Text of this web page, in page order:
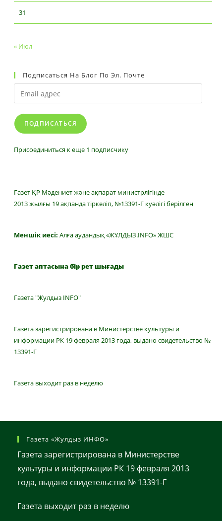
31
« Июл
Подписаться На Блог По Эл. Почте
Email
адрес
ПОДПИСАТЬСЯ
Присоединиться к еще 1 подписчику
Газет ҚР Мәдениет және ақпарат министрлігінде
2013 жылғы 19 ақпанда тіркеліп, №13391-Г куәлігі берілген
Меншік иесі: Алға аудандық «ЖҰЛДЫЗ.INFO» ЖШС
Газет аптасына бір рет шығады
Газета "Жулдыз INFO"
Газета зарегистрирована в Министерстве культуры и
информации РК 19 февраля 2013 года, выдано свидетельство №
13391-Г
Газета выходит раз в неделю
Газета «Жулдыз ИНФО»
Газета зарегистрирована в Министерстве
культуры и информации РК 19 февраля 2013
года, выдано свидетельство № 13391-Г
Газета выходит раз в неделю